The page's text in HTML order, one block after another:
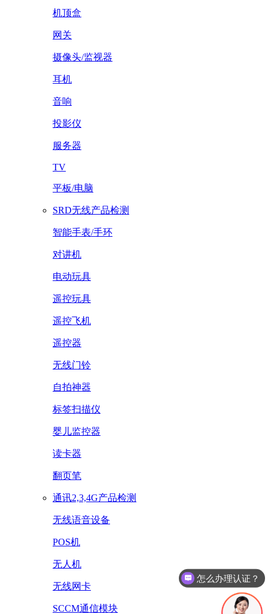
机顶盒
网关
摄像头/监视器
耳机
音响
投影仪
服务器
TV
平板/电脑
SRD无线产品检测
智能手表/手环
对讲机
电动玩具
遥控玩具
遥控飞机
遥控器
无线门铃
自拍神器
标签扫描仪
婴儿监控器
读卡器
翻页笔
通讯2,3,4G产品检测
无线语音设备
POS机
无人机
无线网卡
SCCM通信模块
怎么收费的呢？